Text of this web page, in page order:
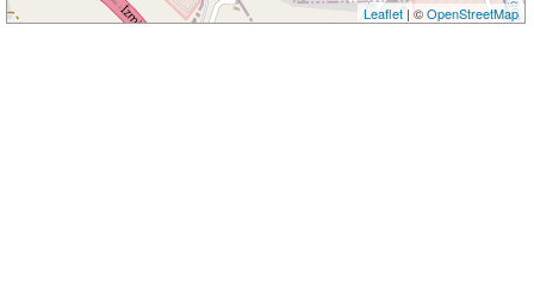
Leaflet| ©OpenStreetMap